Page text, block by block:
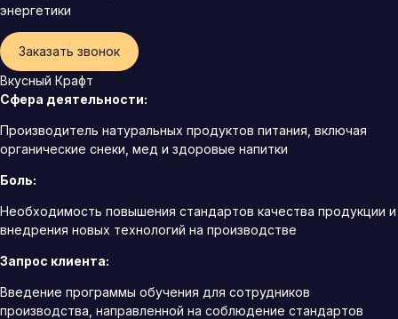
энергетики
Заказать звонок
Вкусный Крафт
Сфера деятельности:
Производитель натуральных продуктов питания, включая
органические снеки, мед и здоровые напитки
Боль:
Необходимость повышения стандартов качества продукции и
внедрения новых технологий на производстве
Запрос клиента:
Введение программы обучения для сотрудников
производства, направленной на соблюдение стандартов